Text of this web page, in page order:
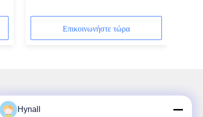
εφαρμόζεται
Επικοινωνήστε τώρα
Hynall